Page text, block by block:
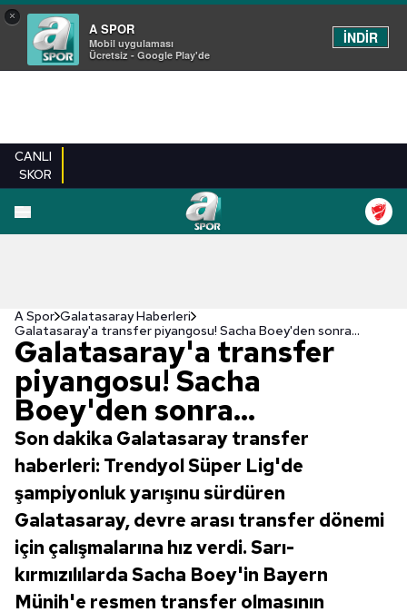
×
A SPOR
Mobil uygulaması
Ücretsiz - Google Play'de
İNDİR
CANLI
SKOR
A Spor Galatasaray Haberleri
Galatasaray'a transfer piyangosu! Sacha Boey'den sonra...
Galatasaray'a transfer
piyangosu! Sacha
Boey'den sonra...
Son dakika Galatasaray transfer
haberleri: Trendyol Süper Lig'de
şampiyonluk yarışınu sürdüren
Galatasaray, devre arası transfer dönemi
için çalışmalarına hız verdi. Sarı-
kırmızılılarda Sacha Boey'in Bayern
Münih'e resmen transfer olmasının